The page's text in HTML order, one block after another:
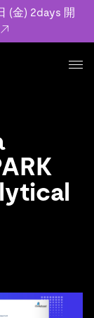
(金) 2days 開
水平スケー
ムで処理でき
などを紹介し
、利用規約、
を紹介しま